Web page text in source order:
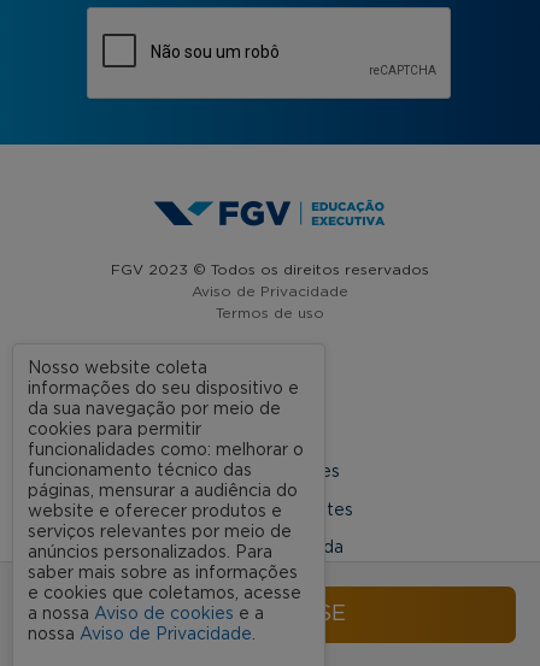
INSCREVA-SE
FGV 2023 © Todos os direitos reservados
Aviso de Privacidade
Termos de uso
A FGV
Nossas Unidades
Dúvidas Frequentes
Rede Conveniada
Ouvidoria Acadêmica
Nosso website coleta
informações do seu dispositivo e
da sua navegação por meio de
cookies para permitir
funcionalidades como: melhorar o
funcionamento técnico das
páginas, mensurar a audiência do
website e oferecer produtos e
serviços relevantes por meio de
anúncios personalizados. Para
saber mais sobre as informações
e cookies que coletamos, acesse
a nossa Aviso de cookies e a
nossa Aviso de Privacidade.